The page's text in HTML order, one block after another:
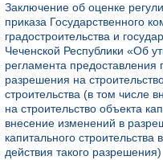
Заключение об оценке
приказа Государственного
градостроительства и
Чеченской Республики «Об
регламента предоставления
разрешения на
строительства (в том числе
на строительство объекта
внесение изменений в
капитального
действия такого разрешения)